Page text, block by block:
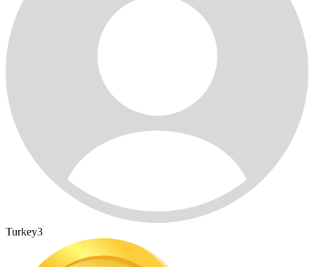
Turkey3